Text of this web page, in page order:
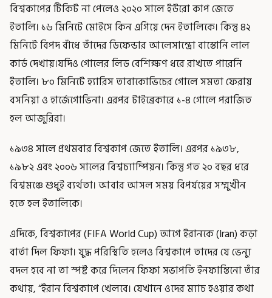
বিশ্বকাপের টিকিট না পেলেও ২০২০ সালে ইউরো কাপ জেতে
ইতালি। ১৬ মিনিটে মোইসে কিন এগিয়ে দেন ইতালিকে। কিন্তু ৪২
মিনিটে বিপদ বাঁধে তাঁদের ডিফেন্ডার আলেসান্দ্রো বাস্তোনি লাল
কার্ড দেখায়।যদিও গোলের লিড বেশিক্ষণ ধরে রাখতে পারেনি
ইতালি। ৮০ মিনিটে হ্যারিস তাবাকোভিচের গোলে সমতা ফেরায়
বসনিয়া ও হার্জেগোভিনা। এরপর টাইব্রেকারে ১-৪ গোলে পরাজিত
হল আজুরিরা।
১৯৩৪ সালে প্রথমবার বিশ্বকাপ জেতে ইতালি। এরপর ১৯৩৮,
১৯৮২ এবং ২০০৬ সালের বিশ্বচ্যাম্পিয়ন। কিন্তু গত ২০ বছর ধরে
বিশ্বমঞ্চে শুধুই ব্যর্থতা। আবার আসল সময় বিপর্যয়ের সম্মুখীন
হতে হল ইতালিকে।
এদিকে, বিশ্বকাপের (FIFA World Cup) আগে ইরানকে (Iran) কড়া
বার্তা দিল ফিফা। যুদ্ধ পরিস্থিতি হলেও বিশ্বকাপে তাদের যে ভেন্যু
বদল হবে না তা স্পষ্ট করে দিলেন ফিফা সভাপতি ইনফান্তিনো তাঁর
কথায়, “ইরান বিশ্বকাপে খেলবে। যেখানে ওদের ম্যাচ হওয়ার কথা